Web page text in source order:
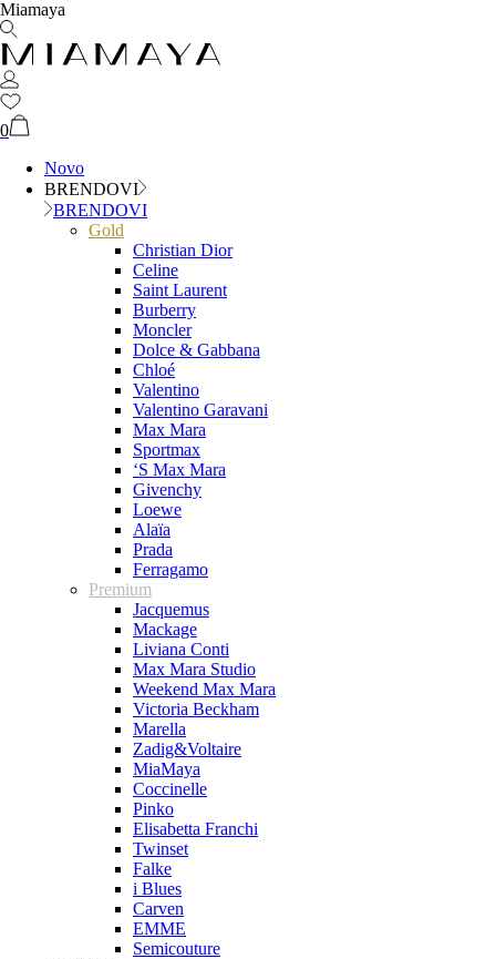
Miamaya
0
Novo
BRENDOVI
BRENDOVI
Gold
Christian Dior
Celine
Saint Laurent
Burberry
Moncler
Dolce & Gabbana
Chloé
Valentino
Valentino Garavani
Max Mara
Sportmax
‘S Max Mara
Givenchy
Loewe
Alaïa
Prada
Ferragamo
Premium
Jacquemus
Mackage
Liviana Conti
Max Mara Studio
Weekend Max Mara
Victoria Beckham
Marella
Zadig&Voltaire
MiaMaya
Coccinelle
Pinko
Elisabetta Franchi
Twinset
Falke
i Blues
Carven
EMME
Semicouture